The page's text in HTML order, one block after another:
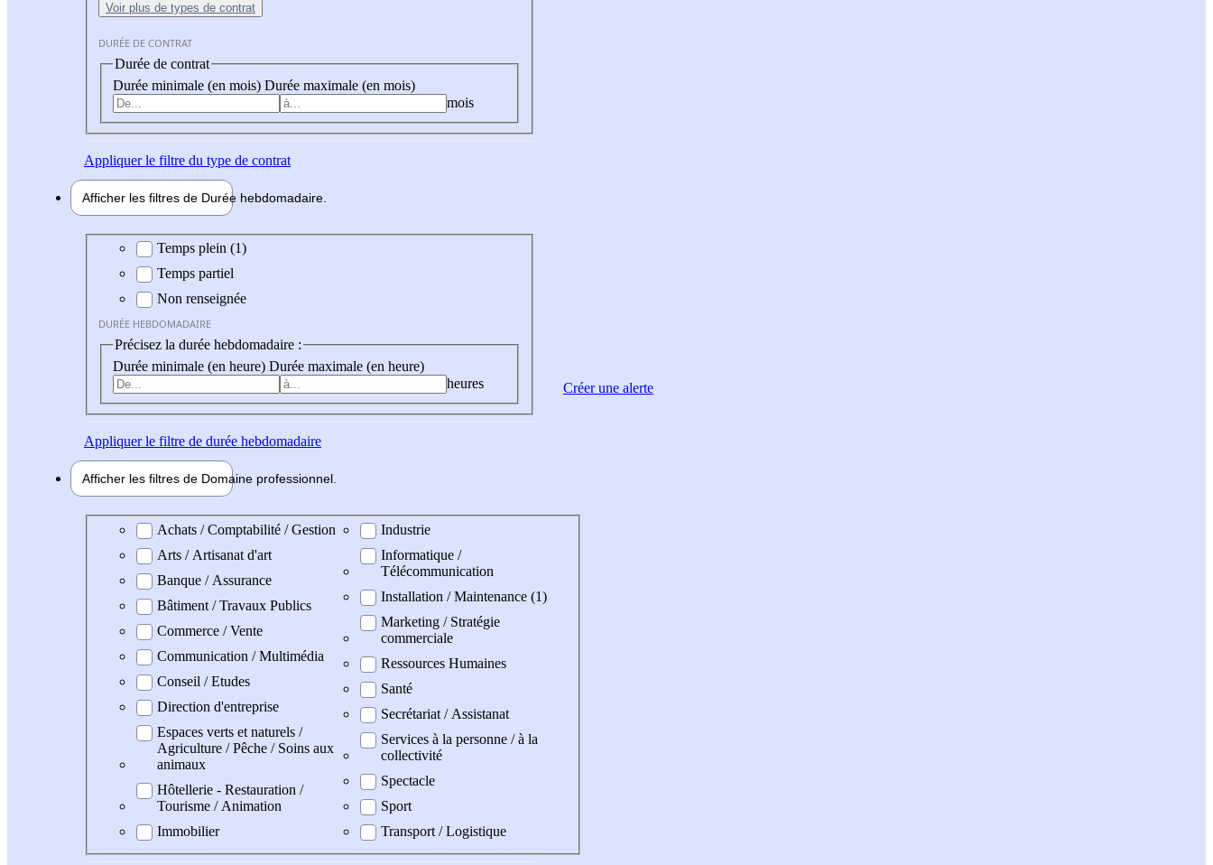
Voir plus de types de contrat
DURÉE DE CONTRAT
Durée de contrat
Durée minimale (en mois) Durée maximale (en mois)
mois
Appliquerle filtre du type de contrat
Afficher les filtres de Durée hebdomadaire
Durée hebdomadaire
Temps plein (1)
Temps partiel
Non renseignée
DURÉE HEBDOMADAIRE
Précisez la durée hebdomadaire :
Durée minimale (en heure) Durée maximale (en heure)
heures
Appliquerle filtre de durée hebdomadaire
Afficher les filtres de Domaine professionnel
Domaine professionel
Achats / Comptabilité / Gestion
Arts / Artisanat d'art
Banque / Assurance
Bâtiment / Travaux Publics
Commerce / Vente
Communication / Multimédia
Conseil / Etudes
Direction d'entreprise
Espaces verts et naturels /
Agriculture / Pêche / Soins aux
animaux
Hôtellerie - Restauration /
Tourisme / Animation
Immobilier
Industrie
Informatique /
Télécommunication
Installation / Maintenance (1)
Marketing / Stratégie
commerciale
Ressources Humaines
Santé
Secrétariat / Assistanat
Services à la personne / à la
collectivité
Spectacle
Sport
Transport / Logistique
Créer une alerte